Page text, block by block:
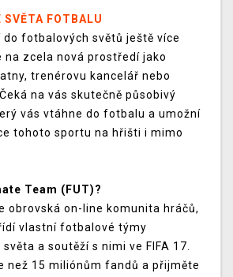
SVĚTA FOTBALU
do fotbalových světů ještě více
na zcela nová prostředí jako
trenérovu kancelář nebo
na vás skutečně působivý
vás vtáhne do fotbalu a umožní
tohoto sportu na hřišti i mimo
Team (FUT)?
obrovská on-line komunita hráčů,
vlastní fotbalové týmy
a soutěží s nimi ve FIFA 17.
než 15 miliónům fandů a přijměte